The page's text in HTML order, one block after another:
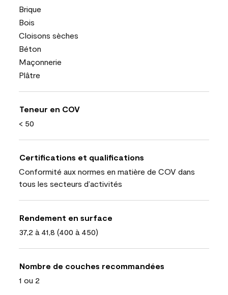
Brique
Bois
Cloisons sèches
Béton
Maçonnerie
Plâtre
Teneur en COV
< 50
Certifications et qualifications
Conformité aux normes en matière de COV dans
tous les secteurs d’activités
Rendement en surface
37,2 à 41,8 (400 à 450)
Nombre de couches recommandées
1 ou 2